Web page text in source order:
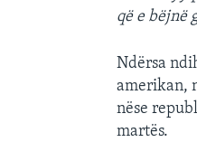
që e bëjnë
Ndërsa
amerikan,
nëse
martës.